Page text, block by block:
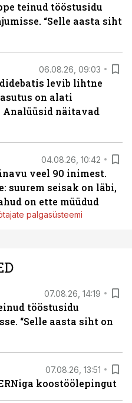
teinud tööstusidu
“Selle aasta siht
06.08.26, 09:03
levib lihtne
on alati
Analüüsid näitavad
04.08.26, 10:42
veel 90 inimest.
suurem seisak on läbi,
on ette müüdud
palgasüsteemi
07.08.26, 14:19
tööstusidu
“Selle aasta siht on
07.08.26, 13:51
koostöölepingut